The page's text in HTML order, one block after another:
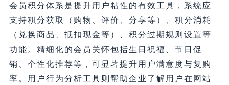
会员积分体系是提升用户粘性的有效工具，系统应
支持积分获取（购物、评价、分享等）、积分消耗
（兑换商品、抵扣现金等）、积分过期规则设置等
功能。精细化的会员关怀包括生日祝福、节日促
销、个性化推荐等，可显著提升用户满意度与复购
率。用户行为分析工具则帮助企业了解用户在网站